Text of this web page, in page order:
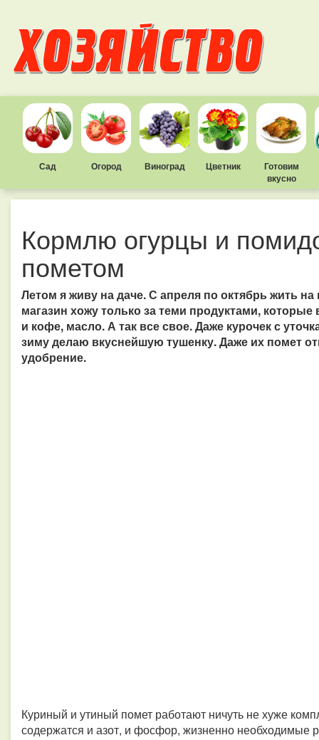
Сад Огород Виноград Цветник
Готовим
вкусно
Кормлю огурцы и
пометом
Летом я живу на даче. С апреля по октябрь жить
магазин хожу только за теми продуктами,
и кофе, масло. А так все свое. Даже курочек с
зиму делаю вкуснейшую тушенку. Даже их помет
удобрение.
Куриный и утиный помет работают ничуть не хуже
содержатся и азот, и фосфор, жизненно необходимые